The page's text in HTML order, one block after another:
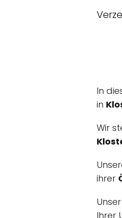
In
in
Wir
ihrer
Ihrer